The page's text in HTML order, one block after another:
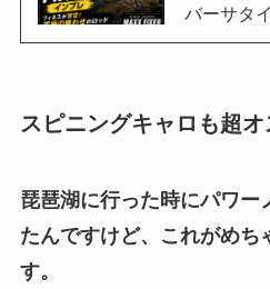
バーサタ
スピニングキャロも超オ
琵琶湖に行った時にパワー
たんですけど、これがめち
す。